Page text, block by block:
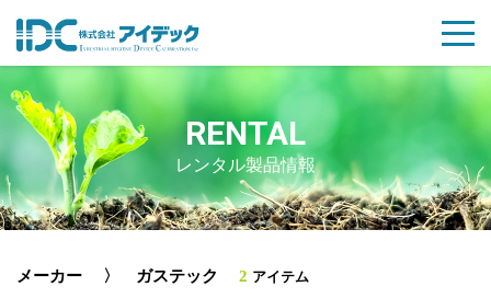
RENTAL
レンタル製品情報
メーカー 〉 ガステック 2 アイテム